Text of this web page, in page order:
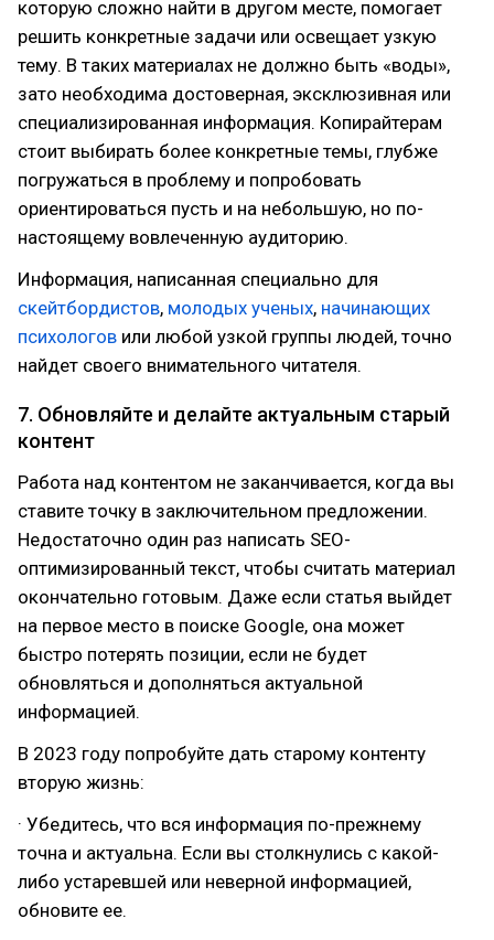
которую сложно найти в другом месте, помогает
решить конкретные задачи или освещает узкую
тему. В таких материалах не должно быть «воды»,
зато необходима достоверная, эксклюзивная или
специализированная информация. Копирайтерам
стоит выбирать более конкретные темы, глубже
погружаться в проблему и попробовать
ориентироваться пусть и на небольшую, но по-
настоящему вовлеченную аудиторию.
Информация, написанная специально для
скейтбордистов, молодых ученых, начинающих
психологов или любой узкой группы людей, точно
найдет своего внимательного читателя.
7. Обновляйте и делайте актуальным старый
контент
Работа над контентом не заканчивается, когда вы
ставите точку в заключительном предложении.
Недостаточно один раз написать SEO-
оптимизированный текст, чтобы считать материал
окончательно готовым. Даже если статья выйдет
на первое место в поиске Google, она может
быстро потерять позиции, если не будет
обновляться и дополняться актуальной
информацией.
В 2023 году попробуйте дать старому контенту
вторую жизнь:
· Убедитесь, что вся информация по-прежнему
точна и актуальна. Если вы столкнулись с какой-
либо устаревшей или неверной информацией,
обновите ее.